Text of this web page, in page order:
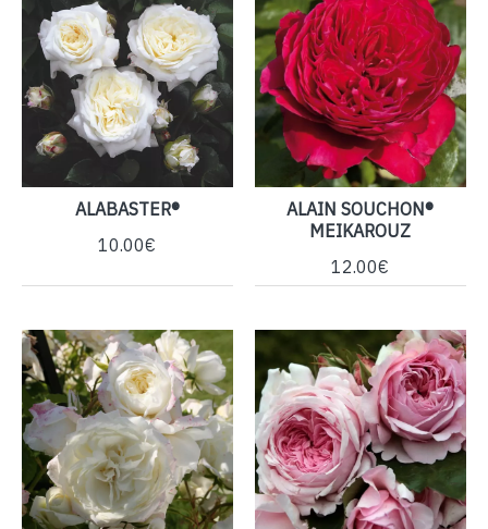
ALABASTER®
10.00€
ALAIN SOUCHON®
MEIKAROUZ
12.00€